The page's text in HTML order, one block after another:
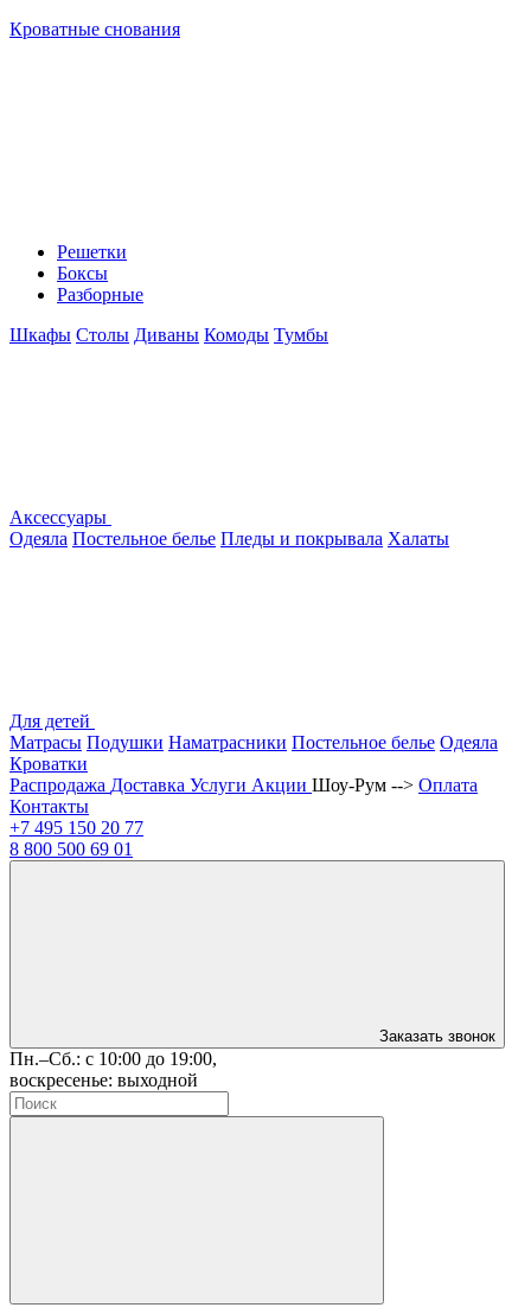
Кроватные снования
Решетки
Боксы
Разборные
Шкафы Столы Диваны Комоды Тумбы
Аксессуары
Одеяла Постельное белье Пледы и покрывала Халаты
Для детей
Матрасы Подушки Наматрасники Постельное белье Одеяла
Кроватки
Распродажа Доставка Услуги Акции Шоу-Рум --> Оплата
Контакты
+7 495 150 20 77
8 800 500 69 01
Заказать звонок
Пн.–Сб.: с 10:00 до 19:00,
воскресенье: выходной